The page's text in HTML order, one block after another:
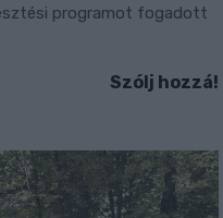
programot fogadott
Szólj hozzá!